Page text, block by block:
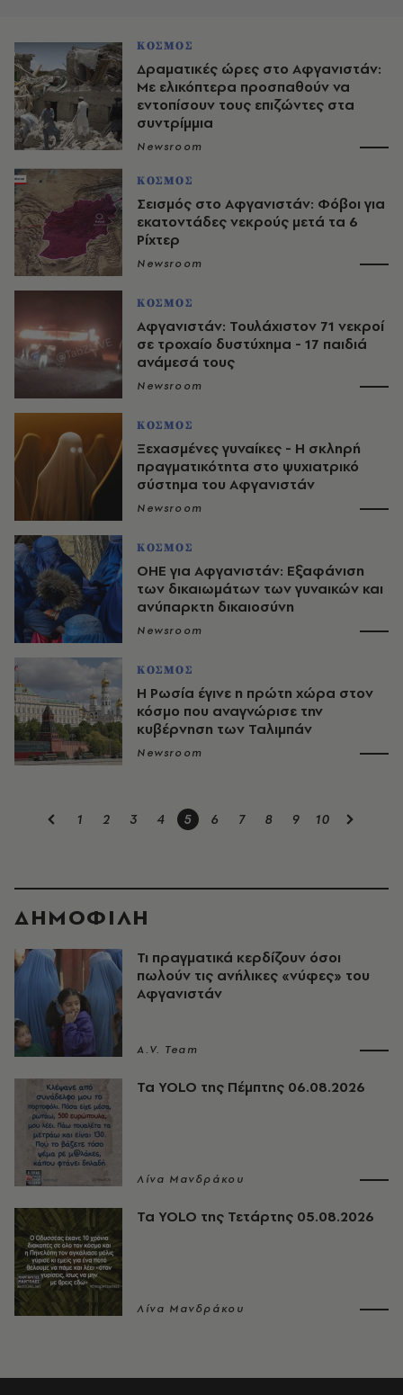
ΚΟΣΜΟΣ
Δραματικές ώρες στο Αφγανιστάν:
Με ελικόπτερα προσπαθούν να
εντοπίσουν τους επιζώντες στα
συντρίμμια
Newsroom
ΚΟΣΜΟΣ
Σεισμός στο Αφγανιστάν: Φόβοι για
εκατοντάδες νεκρούς μετά τα 6
Ρίχτερ
Newsroom
ΚΟΣΜΟΣ
Αφγανιστάν: Τουλάχιστον 71 νεκροί
σε τροχαίο δυστύχημα - 17 παιδιά
ανάμεσά τους
Newsroom
ΚΟΣΜΟΣ
Ξεχασμένες γυναίκες - Η σκληρή
πραγματικότητα στο ψυχιατρικό
σύστημα του Αφγανιστάν
Newsroom
ΚΟΣΜΟΣ
ΟΗΕ για Αφγανιστάν: Εξαφάνιση
των δικαιωμάτων των γυναικών και
ανύπαρκτη δικαιοσύνη
Newsroom
ΚΟΣΜΟΣ
Η Ρωσία έγινε η πρώτη χώρα στον
κόσμο που αναγνώρισε την
κυβέρνηση των Ταλιμπάν
Newsroom
1 2 3 4 5 6 7 8 9 10
ΔΗΜΟΦΙΛΗ
Τι πραγματικά κερδίζουν όσοι
πωλούν τις ανήλικες «νύφες» του
Αφγανιστάν
A.V. Team
Τα YOLO της Πέμπτης 06.08.2026
Λίνα Μανδράκου
Τα YOLO της Τετάρτης 05.08.2026
Λίνα Μανδράκου